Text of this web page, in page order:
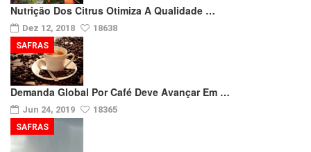
Nutrição Dos Citrus Otimiza A Qualidade …
Dez 12, 2018 18638
Demanda Global Por Café Deve Avançar Em …
Jun 24, 2019 18365
SAFRAS
SAFRAS